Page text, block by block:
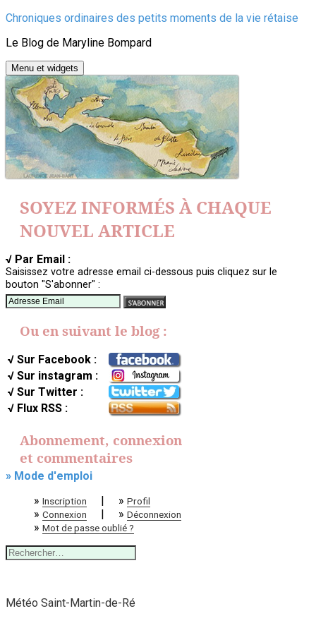
Aller
contenu
Chroniques ordinaires des petits moments de la vie rétaise
Le Blog de Maryline Bompard
Menu et widgets
SOYEZ INFORMÉS À CHAQUE
NOUVEL ARTICLE
√ Par Email :
Saisissez votre adresse email ci-dessous puis cliquez sur le
bouton "S'abonner" :
Ou en suivant le blog :
√ Sur Facebook :
√ Sur instagram :
√ Sur Twitter :
√ Flux RSS :
Abonnement, connexion
et commentaires
» Mode d'emploi
» Inscription | » Profil
» Connexion | » Déconnexion
» Mot de passe oublié ?
Rechercher :
Météo Saint-Martin-de-Ré